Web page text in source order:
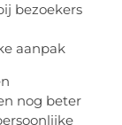
bezoekers
aanpak
nog beter